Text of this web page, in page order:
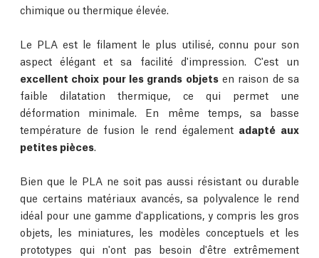
chimique ou thermique élevée.
Le PLA est le filament le plus utilisé, connu pour son
aspect élégant et sa facilité d'impression. C'est un
excellent choix pour les grands objetsen raison de sa
faible dilatation thermique, ce qui permet une
déformation minimale. En même temps, sa basse
température de fusion le rend également adapté aux
petites pièces.
Bien que le PLA ne soit pas aussi résistant ou durable
que certains matériaux avancés, sa polyvalence le rend
idéal pour une gamme d'applications, y compris les gros
objets, les miniatures, les modèles conceptuels et les
prototypes qui n'ont pas besoin d'être extrêmement